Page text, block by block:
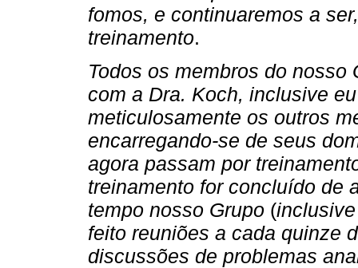
fomos, e continuaremos a
treinamento.
Todos os membros do
com a Dra. Koch, inclusive
meticulosamente os outros
encarregando-se de seus
agora passam por
treinamento for concluído de
tempo nosso Grupo (
feito reuniões a cada quinze
discussões de problemas